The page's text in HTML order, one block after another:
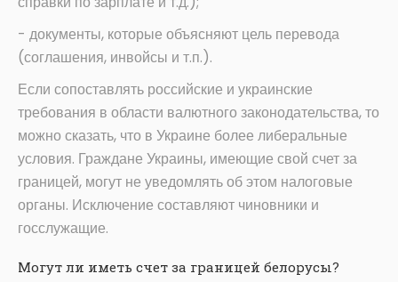
- документы, которые объясняют цель перевода
(соглашения, инвойсы и т.п.).
Если сопоставлять российские и украинские
требования в области валютного законодательства, то
можно сказать, что в Украине более либеральные
условия. Граждане Украины, имеющие свой счет за
границей, могут не уведомлять об этом налоговые
органы. Исключение составляют чиновники и
госслужащие.
Могут ли иметь счет за границей белорусы?